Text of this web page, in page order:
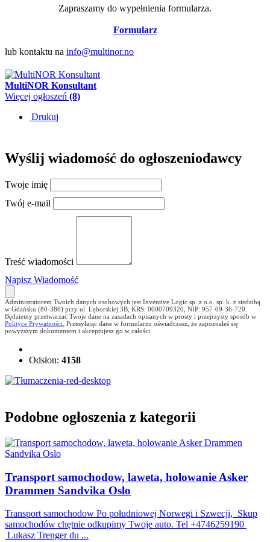
Zapraszamy do wypełnienia formularza.
Formularz
lub kontaktu na info@multinor.no
MultiNOR Konsultant
Więcej ogłoszeń (8)
Drukuj
Wyślij wiadomość do ogłoszeniodawcy
Twoje imię
Twój e-mail
Treść wiadomości
Napisz Wiadomość
Administratorem Twoich danych osobowych jest Inventive Logic sp. z o.o. sp. k. z siedzibą
w Gdańsku (80-386) przy ul. Lęborskiej 3B, KRS: 0000709320, NIP: 957-09-36-720.
Będziemy przetwarzać Twoje dane na zasadach opisanych w prosty i przejrzysty sposób w
Polityce Prywatności. Przesyłając dane w formularzu oświadczasz, że zapoznałeś się
powyższym dokumentem i akceptujesz go w całości.
Odsłon: 4158
Podobne ogłoszenia z kategorii
Transport samochodow, laweta, holowanie Asker
Drammen Sandvika Oslo
Transport samochodow Po południowej Norwegi i Szwecji, Skup
samochodów chętnie odkupimy Twoje auto. Tel +4746259190
Lukasz Trenger du ...